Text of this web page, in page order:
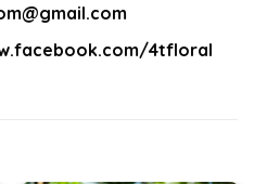
4tfloral